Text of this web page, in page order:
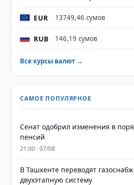
EUR 13749,46 сумов
RUB 146,19 сумов
Все курсы валют →
САМОЕ ПОПУЛЯРНОЕ
Сенат одобрил изменения в
пенсий
21:00 · 07/08
В Ташкенте переводят
двухэтапную систему